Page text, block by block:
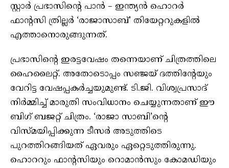
സ്റ്റാർ പ്രഭാസിന്‍റെ പാൻ – ഇന്ത്യൻ ഹൊറർ
ഫാന്‍റസി ത്രില്ലർ ‘രാജാസാബ്’ തിയേറ്ററുകളിൽ
എത്താനൊരുങ്ങുന്നത്.
പ്രഭാസിന്‍റെ ഇരട്ടവേഷം തന്നെയാണ് ചിത്രത്തിലെ
ഹൈലൈറ്റ്. അതോടൊപ്പം സഞ്ജയ് ദത്തിന്‍റേയും
വേറിട്ട വേഷപ്പകർച്ചയുമുണ്ട്. ടി.ജി. വിശ്വപ്രസാദ്
നിർമ്മിച്ച് മാരുതി സംവിധാനം ചെയ്യുന്നതാണ് ഈ
ബിഗ് ബജറ്റ് ചിത്രം. ‘രാജാ സാബി’ന്‍റെ
വിസ്മയിപ്പിക്കുന്ന ടീസർ അടുത്തിടെ
പുറത്തിറങ്ങിയത് ഏവരും ഏറ്റെടുത്തിരുന്നു.
ഹൊററും ഫാന്‍റസിയും റൊമാൻസും കോമഡിയും